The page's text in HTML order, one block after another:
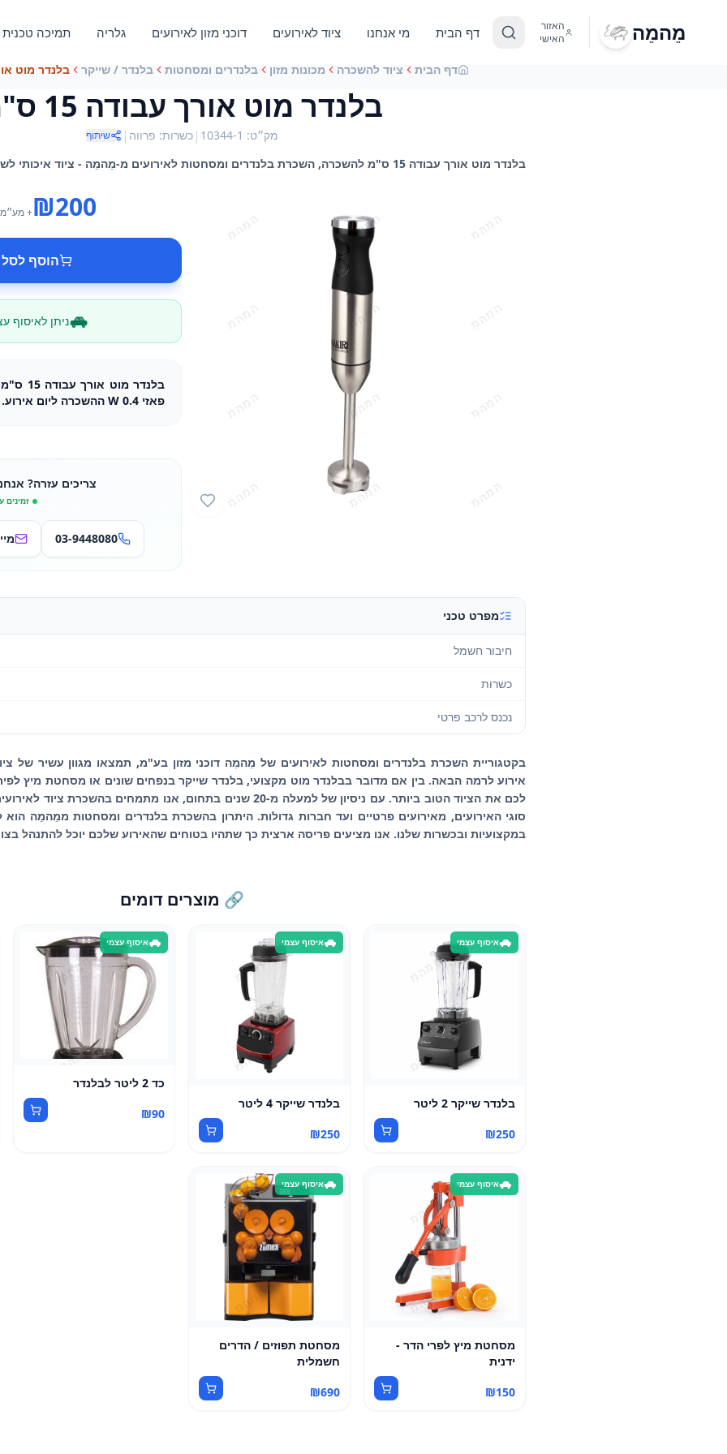
דף הבית מי אנחנו ציוד לאירועים דוכני מזון לאירועים גלריה תמיכה טכנית מֵהמֵה
האזור
האישי
דף הבית ציוד להשכרה מכונות מזון בלנדרים ומסחטות בלנדר / שייקר בלנדר מוט אורך
בלנדר מוט אורך עבודה 15 ס"מ
מק״ט:
10344-1
|כשרות: פרווה | שיתוף
בלנדר מוט אורך עבודה 15 ס"מ להשכרה, השכרת בלנדרים ומסחטות לאירועים מ-מֵהמֵה - ציוד איכותי לשדרוג החוויה של האורחים!
₪200
+
הוסף
ניתן לאיסוף
בלנדר
פאזי 0.4 W ההשכרה ליום אירוע.
צריכים עזרה?
זמינים
03-9448080
מפרט טכני
חיבור חשמל
כשרות
נכנס לרכב פרטי
בקטגוריית השכרת בלנדרים ומסחטות לאירועים של מֵהמֵה דוכני מזון בע"מ, תמצאו מגוון עשיר של
אירוע לרמה הבאה. בין אם מדובר בבלנדר מוט מקצועי, בלנדר שייקר בנפחים שונים או מסחטת מיץ
לכם את הציוד הטוב ביותר. עם ניסיון של למעלה מ-20 שנים בתחום, אנו מתמחים
סוגי האירועים, מאירועים פרטיים ועד חברות גדולות. היתרון בהשכרת בלנדרים ומסחטות ממֵהמֵה
במקצועיות ובכשרות שלנו. אנו מציעים פריסה ארצית כך שתהיו בטוחים שהאירוע שלכם יוכל להתנהל
🔗 מוצרים דומים
איסוף עצמי
בלנדר שייקר 2 ליטר
₪250
איסוף עצמי
בלנדר שייקר 4 ליטר
₪250
איסוף עצמי
כד 2 ליטר לבלנדר
₪90
איסוף עצמי
מסחטת מיץ לפרי הדר -
ידנית
₪150
איסוף עצמי
מסחטת תפוזים / הדרים
חשמלית
₪690